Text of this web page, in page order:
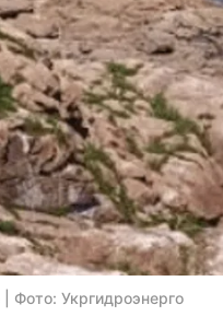
Фото: Укргидроэнерго